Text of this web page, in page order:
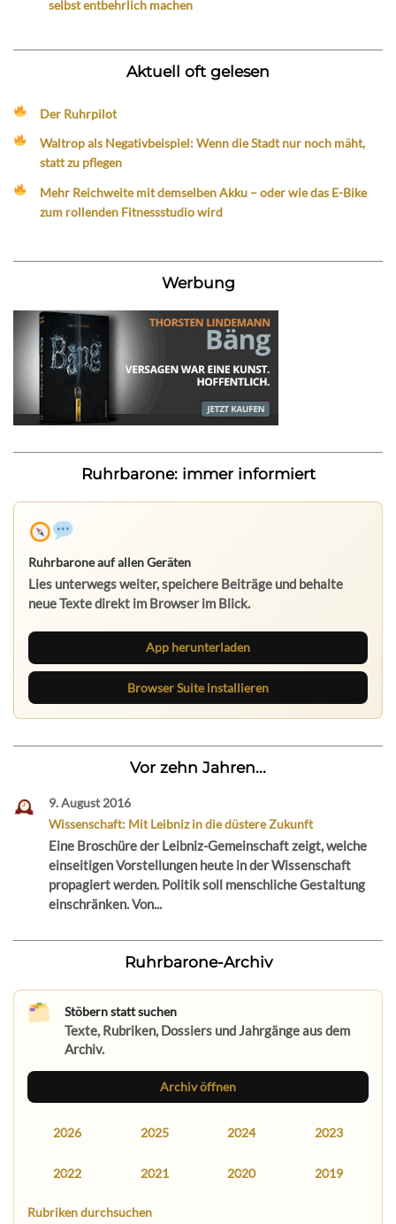
selbst entbehrlich machen
Aktuell oft gelesen
Der Ruhrpilot
Waltrop als Negativbeispiel: Wenn die Stadt nur noch mäht,
statt zu pflegen
Mehr Reichweite mit demselben Akku – oder wie das E-Bike
zum rollenden Fitnessstudio wird
Werbung
Ruhrbarone: immer informiert
Ruhrbarone auf allen Geräten
Lies unterwegs weiter, speichere Beiträge und behalte
neue Texte direkt im Browser im Blick.
App herunterladen
Browser Suite installieren
Vor zehn Jahren...
9. August 2016
Wissenschaft: Mit Leibniz in die düstere Zukunft
Eine Broschüre der Leibniz-Gemeinschaft zeigt, welche
einseitigen Vorstellungen heute in der Wissenschaft
propagiert werden. Politik soll menschliche Gestaltung
einschränken. Von...
Ruhrbarone-Archiv
Stöbern statt suchen
Texte, Rubriken, Dossiers und Jahrgänge aus dem
Archiv.
Archiv öffnen
2026 2025 2024 2023
2022 2021 2020 2019
Rubriken durchsuchen